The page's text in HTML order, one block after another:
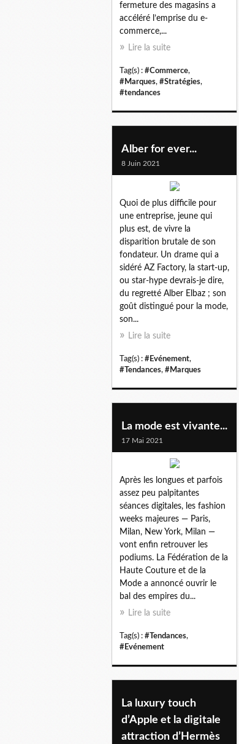
fermeture des magasins a
accéléré l’emprise du e-
commerce,...
Lire la suite
Tag(s) : #Commerce,
#Marques, #Stratégies,
#tendances
Alber for ever...
8 Juin 2021
Quoi de plus difficile pour
une entreprise, jeune qui
plus est, de vivre la
disparition brutale de son
fondateur. Un drame qui a
sidéré AZ Factory, la start-up,
ou star-hype devrais-je dire,
du regretté Alber Elbaz ; son
goût distingué pour la mode,
son...
Lire la suite
Tag(s) : #Evénement,
#Tendances, #Marques
La mode est vivante...
17 Mai 2021
Après les longues et parfois
assez peu palpitantes
séances digitales, les fashion
weeks majeures — Paris,
Milan, New York, Milan —
vont enfin retrouver les
podiums. La Fédération de la
Haute Couture et de la
Mode a annoncé ouvrir le
bal des empires du...
Lire la suite
Tag(s) : #Tendances,
#Evénement
La luxury touch
d’Apple et la digitale
attraction d’Hermès